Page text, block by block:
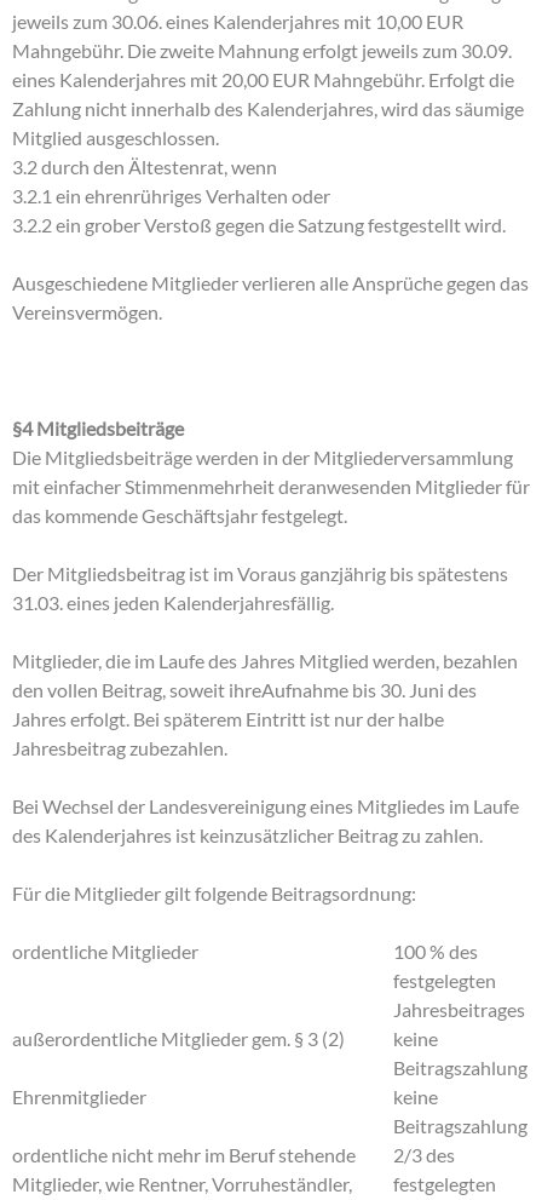
jeweils zum 30.06. eines Kalenderjahres mit 10,00 EUR
Mahngebühr. Die zweite Mahnung erfolgt jeweils zum 30.09.
eines Kalenderjahres mit 20,00 EUR Mahngebühr. Erfolgt die
Zahlung nicht innerhalb des Kalenderjahres, wird das säumige
Mitglied ausgeschlossen.
3.2 durch den Ältestenrat, wenn
3.2.1 ein ehrenrühriges Verhalten oder
3.2.2 ein grober Verstoß gegen die Satzung festgestellt wird.
Ausgeschiedene Mitglieder verlieren alle Ansprüche gegen das
Vereinsvermögen.
§4 Mitgliedsbeiträge
Die Mitgliedsbeiträge werden in der Mitgliederversammlung
mit einfacher Stimmenmehrheit deranwesenden Mitglieder für
das kommende Geschäftsjahr festgelegt.
Der Mitgliedsbeitrag ist im Voraus ganzjährig bis spätestens
31.03. eines jeden Kalenderjahresfällig.
Mitglieder, die im Laufe des Jahres Mitglied werden, bezahlen
den vollen Beitrag, soweit ihreAufnahme bis 30. Juni des
Jahres erfolgt. Bei späterem Eintritt ist nur der halbe
Jahresbeitrag zubezahlen.
Bei Wechsel der Landesvereinigung eines Mitgliedes im Laufe
des Kalenderjahres ist keinzusätzlicher Beitrag zu zahlen.
Für die Mitglieder gilt folgende Beitragsordnung:
ordentliche Mitglieder
100 % des
festgelegten
Jahresbeitrages
außerordentliche Mitglieder gem. § 3 (2)
keine
Beitragszahlung
Ehrenmitglieder
keine
Beitragszahlung
ordentliche nicht mehr im Beruf stehende
Mitglieder, wie Rentner, Vorruheständler,
2/3 des
festgelegten